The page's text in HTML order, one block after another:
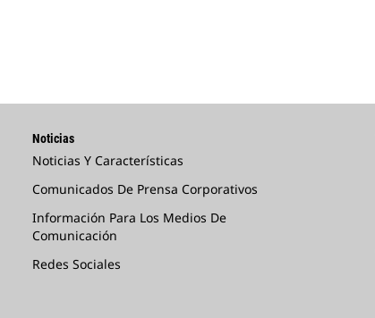
Noticias
Noticias Y Características
Comunicados De Prensa Corporativos
Información Para Los Medios De
Comunicación
Redes Sociales